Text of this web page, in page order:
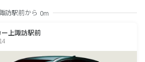
訪駅前から 0m
ー上諏訪駅前